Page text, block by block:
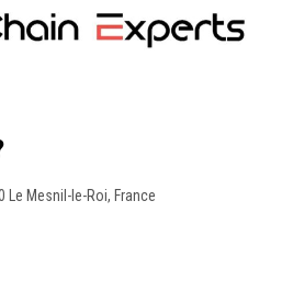
Le Mesnil-le-Roi, France